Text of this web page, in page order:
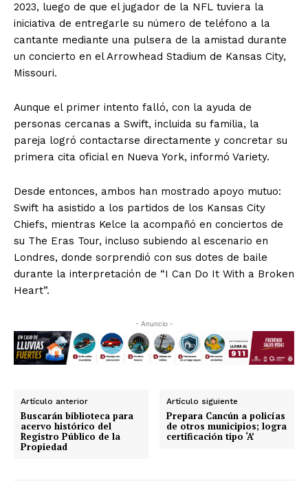
2023, luego de que el jugador de la NFL tuviera la
iniciativa de entregarle su número de teléfono a la
cantante mediante una pulsera de la amistad durante
un concierto en el Arrowhead Stadium de Kansas City,
Missouri.
Aunque el primer intento falló, con la ayuda de
personas cercanas a Swift, incluida su familia, la
pareja logró contactarse directamente y concretar su
primera cita oficial en Nueva York, informó Variety.
Desde entonces, ambos han mostrado apoyo mutuo:
Swift ha asistido a los partidos de los Kansas City
Chiefs, mientras Kelce la acompañó en conciertos de
su The Eras Tour, incluso subiendo al escenario en
Londres, donde sorprendió con sus dotes de baile
durante la interpretación de “I Can Do It With a Broken
Heart”.
- Anuncio -
Artículo anterior
Buscarán biblioteca para
acervo histórico del
Registro Público de la
Propiedad
Artículo siguiente
Prepara Cancún a policías
de otros municipios; logra
certificación tipo ‘A’